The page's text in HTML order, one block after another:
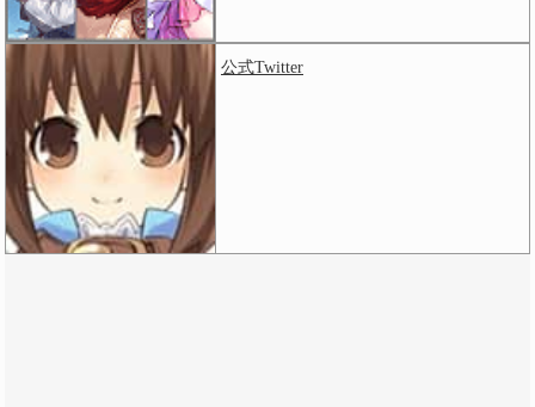
公式Twitter